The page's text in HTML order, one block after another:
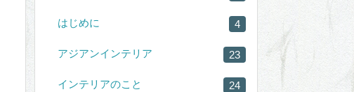
はじめに 4
アジアンインテリア 23
インテリアのこと 24